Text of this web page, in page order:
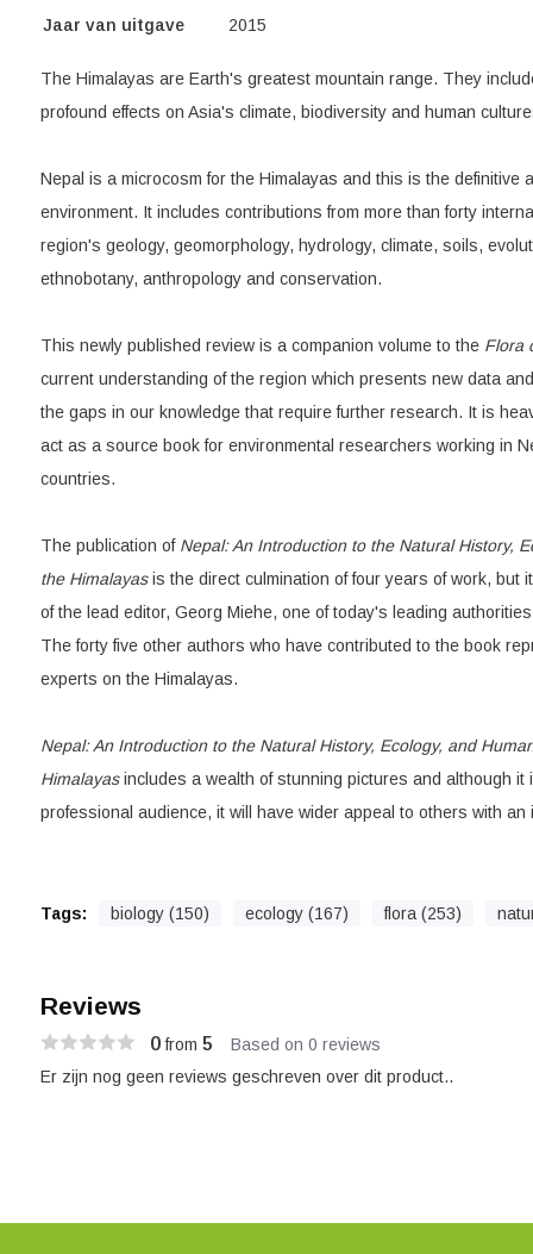
Jaar van uitgave
2015
The Himalayas are Earth's greatest mountain range. They
profound effects on Asia's climate, biodiversity and human
Nepal is a microcosm for the Himalayas and this is the definitive
environment. It includes contributions from more than forty
region's geology, geomorphology, hydrology, climate, soils,
ethnobotany, anthropology and conservation.
This newly published review is a companion volume to the Flora
current understanding of the region which presents new data
the gaps in our knowledge that require further research. It is
act as a source book for environmental researchers working in
countries.
The publication of Nepal: An Introduction to the Natural History,
the Himalayasis the direct culmination of four years of work, but
of the lead editor, Georg Miehe, one of today's leading
The forty five other authors who have contributed to the book
experts on the Himalayas.
Nepal: An Introduction to the Natural History, Ecology, and
Himalayasincludes a wealth of stunning pictures and although it
professional audience, it will have wider appeal to others with an
Tags: biology (150) ecology (167) flora (253)
Reviews
0from 5 Based on 0 reviews
Er zijn nog geen reviews geschreven over dit product..